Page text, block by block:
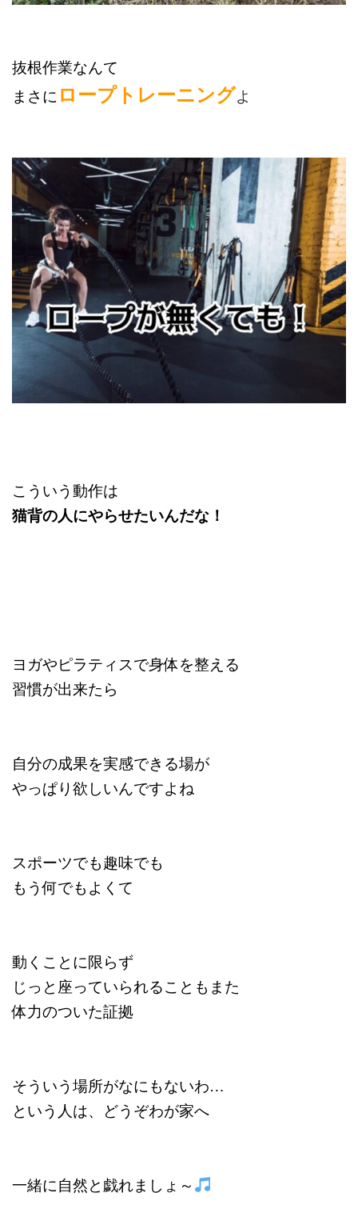
抜根作業なんて
まさに ロープトレーニングよ
こういう動作は
猫背の人にやらせたいんだな！
ヨガやピラティスで身体を整える
習慣が出来たら
自分の成果を実感できる場が
やっぱり欲しいんですよね
スポーツでも趣味でも
もう何でもよくて
動くことに限らず
じっと座っていられることもまた
体力のついた証拠
そういう場所がなにもないわ…
という人は、どうぞわが家へ
一緒に自然と戯れましょ～